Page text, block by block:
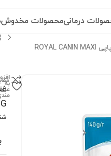
درمانیمحصولات مخدوش
غذای پوچ سگ رویال کنین ماکسی پاپی ROYAL CANIN MAXI
به